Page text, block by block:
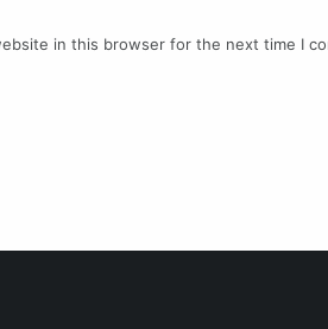
in this browser for the next time I